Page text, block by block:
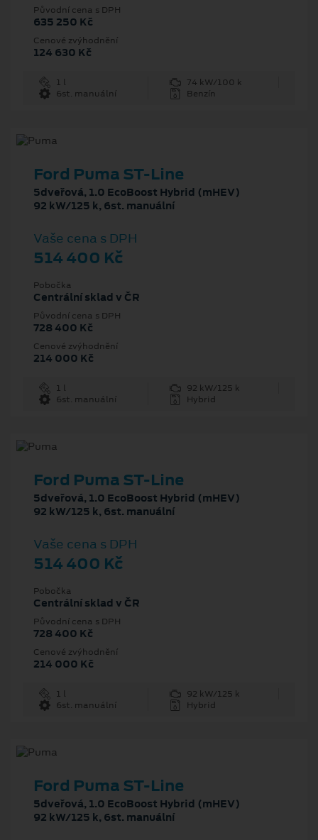
Původní cena s DPH
635 250 Kč
Cenové zvýhodnění
124 630 Kč
1 l
74 kW/100 k
6st. manuální
Benzín
Ford Puma ST-Line
5dveřová, 1.0 EcoBoost Hybrid (mHEV)
92 kW/125 k, 6st. manuální
Vaše cena s DPH
514 400 Kč
Pobočka
Centrální sklad v ČR
Původní cena s DPH
728 400 Kč
Cenové zvýhodnění
214 000 Kč
1 l
92 kW/125 k
6st. manuální
Hybrid
Ford Puma ST-Line
5dveřová, 1.0 EcoBoost Hybrid (mHEV)
92 kW/125 k, 6st. manuální
Vaše cena s DPH
514 400 Kč
Pobočka
Centrální sklad v ČR
Původní cena s DPH
728 400 Kč
Cenové zvýhodnění
214 000 Kč
1 l
92 kW/125 k
6st. manuální
Hybrid
Ford Puma ST-Line
5dveřová, 1.0 EcoBoost Hybrid (mHEV)
92 kW/125 k, 6st. manuální